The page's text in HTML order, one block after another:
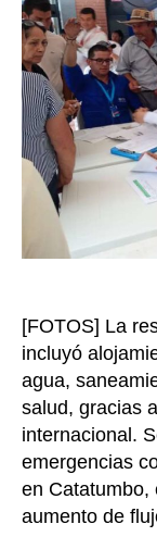
[FOTOS] La
incluyó
agua,
salud, gracias
internacional.
emergencias
en Catatumbo,
aumento de